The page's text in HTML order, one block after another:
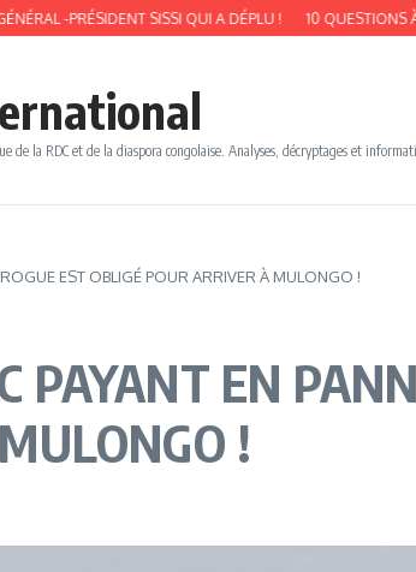
PRÉSIDENT SISSI QUI A DÉPLU ! 10 QUESTIONS À ALAIN
la RDC et de la diaspora congolaise. Analyses, décryptages et
EST OBLIGÉ POUR ARRIVER À MULONGO !
EN
!